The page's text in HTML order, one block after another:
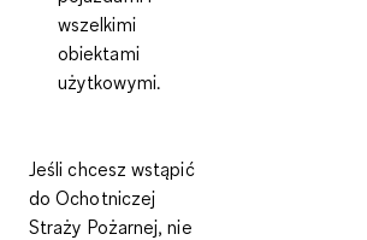
wszelkimi
obiektami
użytkowymi.
Jeśli chcesz wstąpić
do Ochotniczej
Straży Pożarnej, nie